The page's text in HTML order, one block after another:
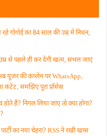
गोगोई का 84 साल की उम्र में निधन,
से पहले ही कर देंगी खत्म, संभल जाएं
यूजर की कंप्लेन पर WhatsApp‚
कंटेंट‚ समझिए पूरा प्रॉसेस
हैं? निगल लिया जाए तो क्या होगा?
का नया चेहरा? RSS ने रखी खास